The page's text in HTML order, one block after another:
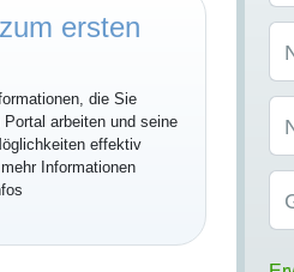
ersten
die Sie
arbeiten und seine
effektiv
Informationen